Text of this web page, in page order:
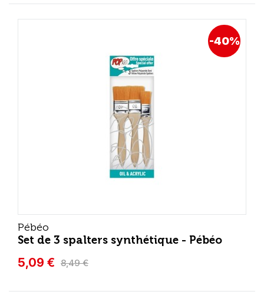
Pébéo
Set de 3 spalters synthétique - Pébéo
5,09 € 8,49 €
-40%